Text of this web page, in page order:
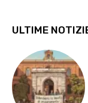
ULTIME